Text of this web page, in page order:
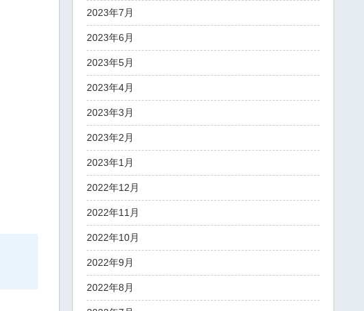
2023年7月
2023年6月
2023年5月
2023年4月
2023年3月
2023年2月
2023年1月
2022年12月
2022年11月
2022年10月
2022年9月
2022年8月